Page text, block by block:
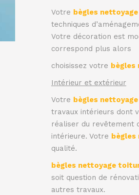
Votre bègles
techniques
Votre décoration est
correspond plus alors
choisissez votre bègles
Intérieur et extérieur
Votre bègles
travaux intérieurs dont
réaliser du revêtement
intérieure. Votre
qualité.
bègles nettoyage
soit question de
autres travaux.